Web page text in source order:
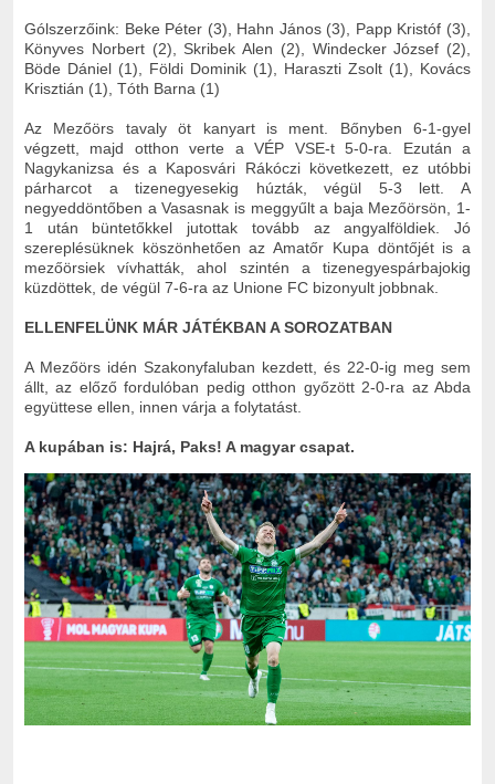
Gólszerzőink: Beke Péter (3), Hahn János (3), Papp Kristóf (3),
Könyves Norbert (2), Skribek Alen (2), Windecker József (2),
Böde Dániel (1), Földi Dominik (1), Haraszti Zsolt (1), Kovács
Krisztián (1), Tóth Barna (1)
Az Mezőörs tavaly öt kanyart is ment. Bőnyben 6-1-gyel
végzett, majd otthon verte a VÉP VSE-t 5-0-ra. Ezután a
Nagykanizsa és a Kaposvári Rákóczi következett, ez utóbbi
párharcot a tizenegyesekig húzták, végül 5-3 lett. A
negyeddöntőben a Vasasnak is meggyűlt a baja Mezőörsön, 1-
1 után büntetőkkel jutottak tovább az angyalföldiek. Jó
szereplésüknek köszönhetően az Amatőr Kupa döntőjét is a
mezőörsiek vívhatták, ahol szintén a tizenegyespárbajokig
küzdöttek, de végül 7-6-ra az Unione FC bizonyult jobbnak.
ELLENFELÜNK MÁR JÁTÉKBAN A SOROZATBAN
A Mezőörs idén Szakonyfaluban kezdett, és 22-0-ig meg sem
állt, az előző fordulóban pedig otthon győzött 2-0-ra az Abda
együttese ellen, innen várja a folytatást.
A kupában is: Hajrá, Paks! A magyar csapat.